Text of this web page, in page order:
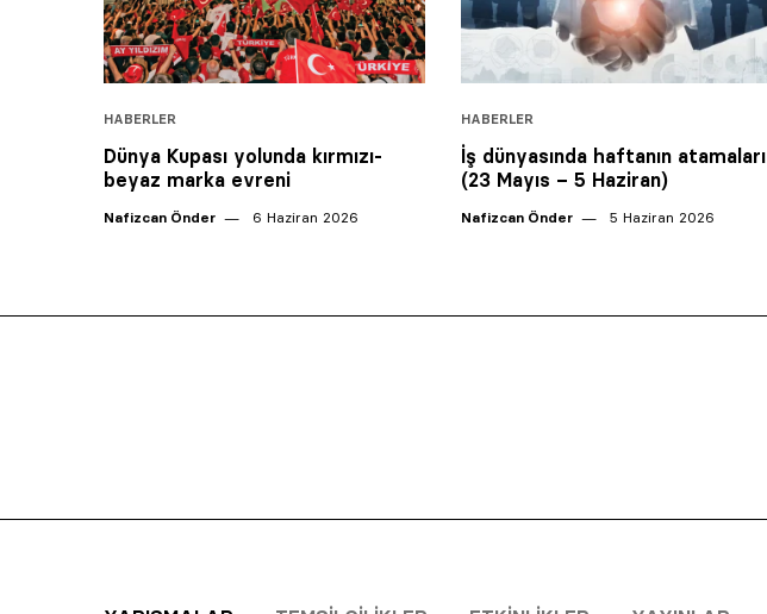
HABERLER
Dünya Kupası yolunda kırmızı-
beyaz marka evreni
Nafizcan Önder 6 Haziran 2026
HABERLER
İş dünyasında haftanın atamaları
(23 Mayıs – 5 Haziran)
Nafizcan Önder 5 Haziran 2026